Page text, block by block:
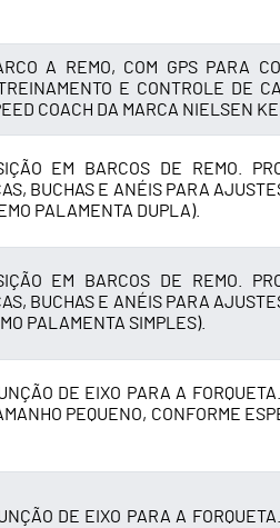
A REMO, COM GPS PARA
E CONTROLE DE
COACH DA MARCA NIELSEN
EM BARCOS DE REMO.
BUCHAS E ANÉIS PARA
PALAMENTA DUPLA).
EM BARCOS DE REMO.
BUCHAS E ANÉIS PARA
PALAMENTA SIMPLES).
DE EIXO PARA A
PEQUENO, CONFORME
DE EIXO PARA A